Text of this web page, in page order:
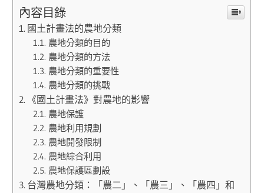
內容目錄
國土計畫法的農地分類
農地分類的目的
農地分類的方法
農地分類的重要性
農地分類的挑戰
《國土計畫法》對農地的影響
農地保護
農地利用規劃
農地開發限制
農地綜合利用
農地保護區劃設
台灣農地分類：「農二」、「農三」、「農四」和